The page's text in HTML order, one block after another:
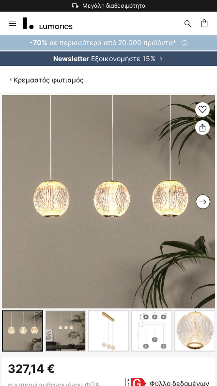
Μεγάλη διαθεσιμότητα
Μετάβαση
στο
περιεχόμενο
-70% σε περισσότερα από 20.000 προϊόντα*
Newsletter Εξοικονομήστε 15%
Κρεμαστός φωτισμός
στην
αρχή
327,14 €
Φύλλο δεδομένων